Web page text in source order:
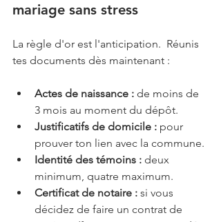
mariage sans stress
La règle d'or est l'anticipation.  Réunis
tes documents dès maintenant :
Actes de naissance : de moins de
3 mois au moment du dépôt.
Justificatifs de domicile : pour
prouver ton lien avec la commune.
Identité des témoins : deux
minimum, quatre maximum.
Certificat de notaire : si vous
décidez de faire un contrat de